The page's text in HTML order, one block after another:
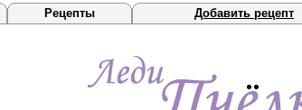
Рецепты Добавить рецепт